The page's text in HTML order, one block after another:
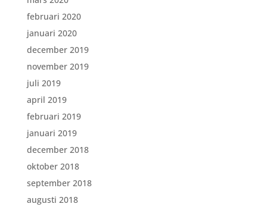
februari 2020
januari 2020
december 2019
november 2019
juli 2019
april 2019
februari 2019
januari 2019
december 2018
oktober 2018
september 2018
augusti 2018